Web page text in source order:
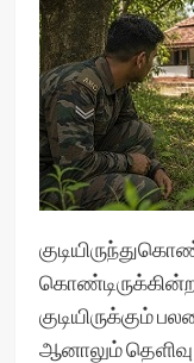
குடியிருக்கும்
ஆனாலும்